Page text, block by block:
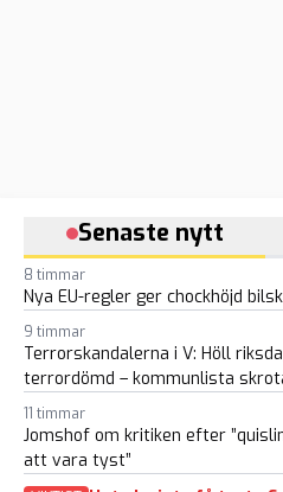
Senaste nytt
8 timmar
Nya EU-regler ger chockhöjd
9 timmar
Terrorskandalerna i V: Höll
terrordömd – kommunlista
11 timmar
Jomshof om kritiken efter
att vara tyst”